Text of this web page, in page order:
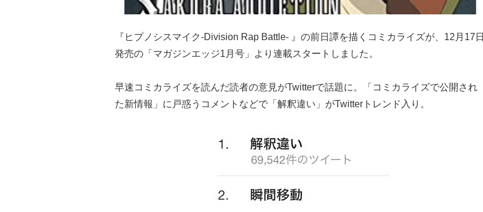
『ヒプノシスマイク-Division Rap Battle- 』の前日譚を描くコミカライズが、12月17日
発売の「マガジンエッジ1月号」より連載スタートしました。
早速コミカライズを読んだ読者の意見がTwitterで話題に。「コミカライズで公開され
た新情報」に戸惑うコメントなどで「解釈違い」がTwitterトレンド入り。